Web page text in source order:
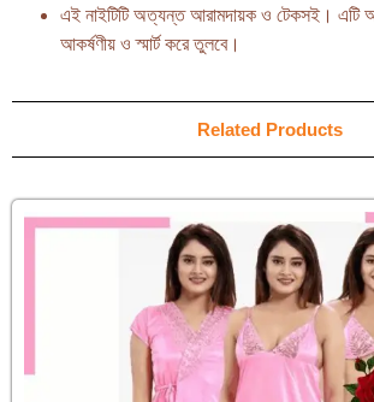
এই নাইটিটি অত্যন্ত আরামদায়ক ও টেকসই।
আকর্ষণীয় ও স্মার্ট করে তুলবে।
Related Products